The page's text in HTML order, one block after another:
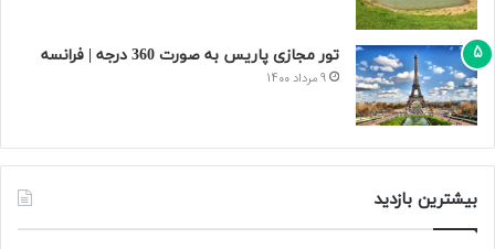
تور مجازی پاریس به صورت 360 درجه | فرانسه
9 مرداد 1400
بیشترین بازدید